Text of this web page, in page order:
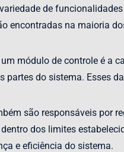
de
encontradas na maioria
módulo de controle é a
partes do sistema. Esses
são responsáveis por
dos limites
e eficiência do sistema.